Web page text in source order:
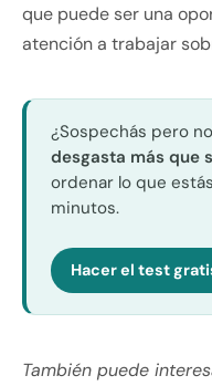
que puede ser una
atención a trabajar
¿Sospechás pero
desgasta más que
ordenar lo que
minutos.
Hacer el test
También puede